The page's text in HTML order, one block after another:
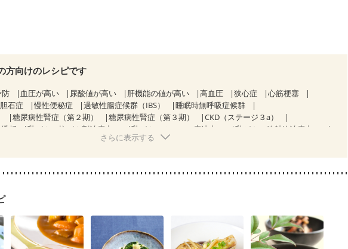
方向けのレシピです
防 血圧が高い 尿酸値が高い 肝機能の値が高い 高血圧 狭心症
心筋梗塞
胆石症 慢性便秘症 過敏性腸症候群（IBS）
睡眠時無呼吸症候群
糖尿病性腎症（第２期） 糖尿病性腎症（第３期）
CKD（ステージ３a）
透析 乳がん（抗がん剤治療中） 乳がん（ホルモン療法中）
乳がん（放射線治療中）
味の感じ方が変わった
骨粗しょう症 関節リウマチ 乾癬 フレイル（年齢に合わせた体作り）
低栄養予防
さらに表示する